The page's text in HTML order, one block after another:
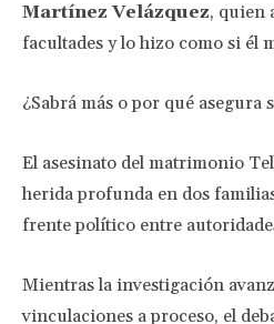
Martínez Velázquez, quien
facultades y lo hizo como si él
¿Sabrá más o por qué asegura
El asesinato del matrimonio
herida profunda en dos
frente político entre
Mientras la investigación
vinculaciones a proceso, el